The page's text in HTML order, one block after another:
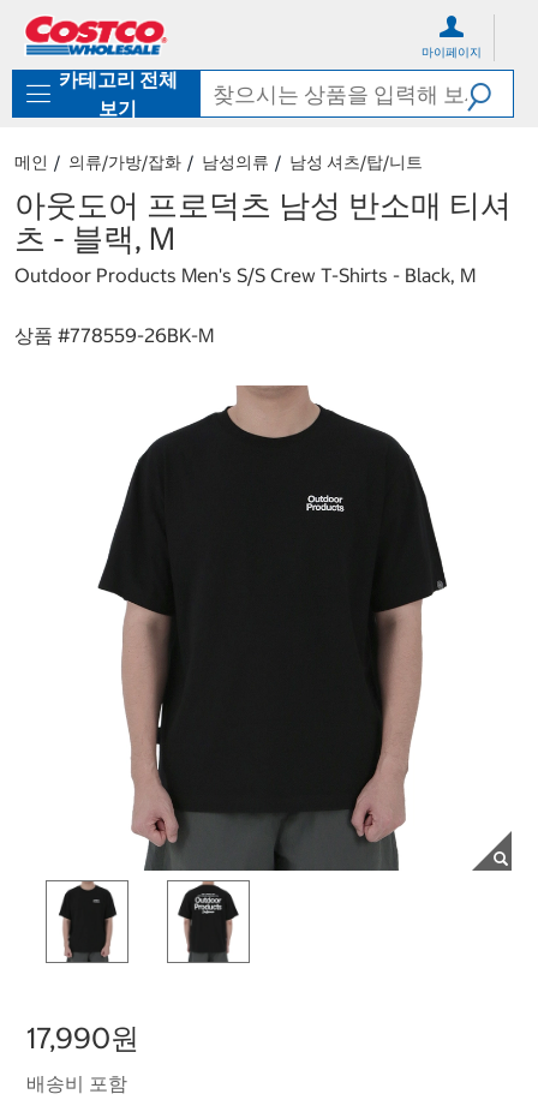
로
기
가
마이페이지
카테고리 전체
보기
메인 의류/가방/잡화 남성의류 남성 셔츠/탑/니트
아웃도어 프로덕츠 남성 반소매 티셔
츠 - 블랙, M
Outdoor Products Men's S/S Crew T-Shirts - Black, M
상품 #778559-26BK-M
17,990원
배송비 포함